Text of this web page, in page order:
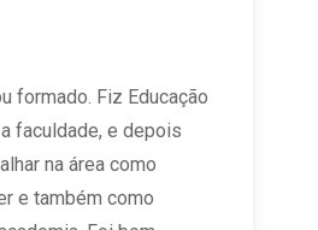
formado. Fiz Educação
faculdade, e depois
na área como
e também como